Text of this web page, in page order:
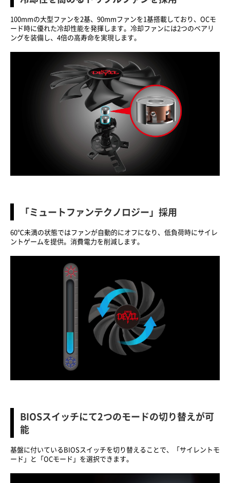
100mmの大型ファンを2基、90mmファンを1基搭載しており、OCモ
ード時に優れた冷却性能を発揮します。冷却ファンには2つのベアリ
ングを装備し、4倍の高寿命を実現します。
「ミュートファンテクノロジー」採用
60℃未満の状態ではファンが自動的にオフになり、低負荷時にサイレ
ントゲームを提供。消費電力を削減します。
BIOSスイッチにて2つのモードの切り替えが可
能
基盤に付いているBIOSスイッチを切り替えることで、「サイレントモ
ード」と「OCモード」を選択できます。